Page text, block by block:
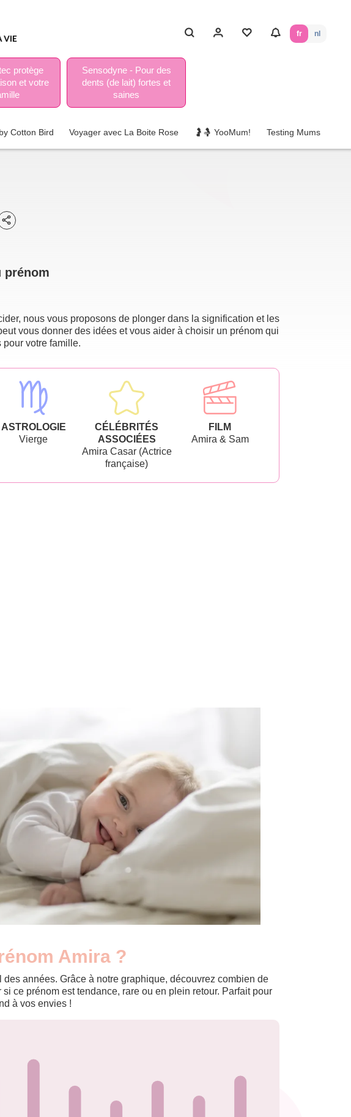
fr nl
protège
et votre
Sensodyne - Pour des
dents (de lait) fortes et
saines
Cotton Bird Voyager avec La Boite Rose 🤰🤱 YooMum! Testing Mums
prénom
nous vous proposons de plonger dans la signification et les
vous donner des idées et vous aider à choisir un prénom qui
votre famille.
ASTROLOGIE
Vierge
CÉLÉBRITÉS
ASSOCIÉES
Amira Casar (Actrice
française)
FILM
Amira & Sam
Amira ?
années. Grâce à notre graphique, découvrez combien de
ce prénom est tendance, rare ou en plein retour. Parfait pour
à vos envies !